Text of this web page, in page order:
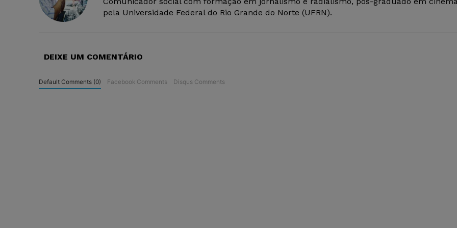
pela Universidade Federal do Rio Grande do Norte (UFRN).
DEIXE UM COMENTÁRIO
Default Comments (0) Facebook Comments Disqus Comments